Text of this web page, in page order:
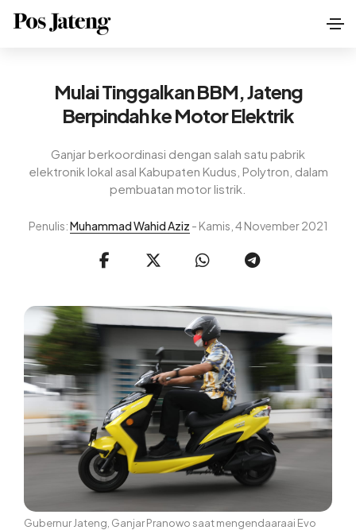
Mulai Tinggalkan BBM, Jateng
Berpindah ke Motor Elektrik
Ganjar berkoordinasi dengan salah satu pabrik
elektronik lokal asal Kabupaten Kudus, Polytron, dalam
pembuatan motor listrik.
Penulis:Muhammad Wahid Aziz - Kamis, 4 November 2021
Gubernur Jateng, Ganjar Pranowo saat mengendaaraai Evo